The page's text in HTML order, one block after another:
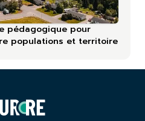
pédagogique pour
populations et territoire